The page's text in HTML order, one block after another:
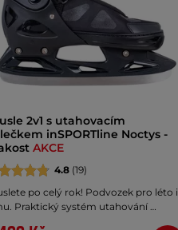
2v1 s utahovacím
inSPORTline Noctys -
AKCE
4.8 (19)
po celý rok! Podvozek pro léto i
Praktický systém utahování …